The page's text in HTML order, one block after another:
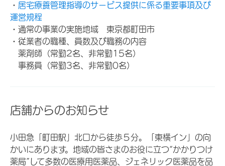
・ 居宅療養管理指導のサービス提供に係る重要事項及び
運営規程
・通常の事業の実施地域 東京都町田市
・従業者の職種、員数及び職務の内容
薬剤師（常勤2名、非常勤15名）
事務員（常勤3名、非常勤0名）
店舗からのお知らせ
小田急「町田駅」北口から徒歩５分。「東横イン」の向
かいにあります。地域の皆さまのお役に立つ“かかりつけ
薬局”して多数の医療用医薬品、ジェネリック医薬品を品